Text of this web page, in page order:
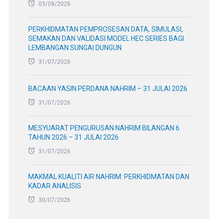
03/08/2026
PERKHIDMATAN PEMPROSESAN DATA, SIMULASI,
SEMAKAN DAN VALIDASI MODEL HEC SERIES BAGI
LEMBANGAN SUNGAI DUNGUN
31/07/2026
BACAAN YASIN PERDANA NAHRIM – 31 JULAI 2026
31/07/2026
MESYUARAT PENGURUSAN NAHRIM BILANGAN 6
TAHUN 2026 – 31 JULAI 2026
31/07/2026
MAKMAL KUALITI AIR NAHRIM: PERKHIDMATAN DAN
KADAR ANALISIS
30/07/2026